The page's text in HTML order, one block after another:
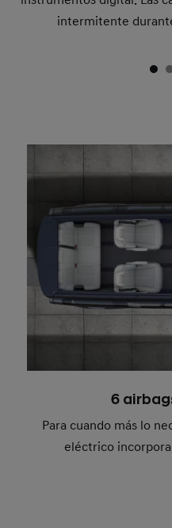
intermitente
6
Para cuando más lo
eléctrico